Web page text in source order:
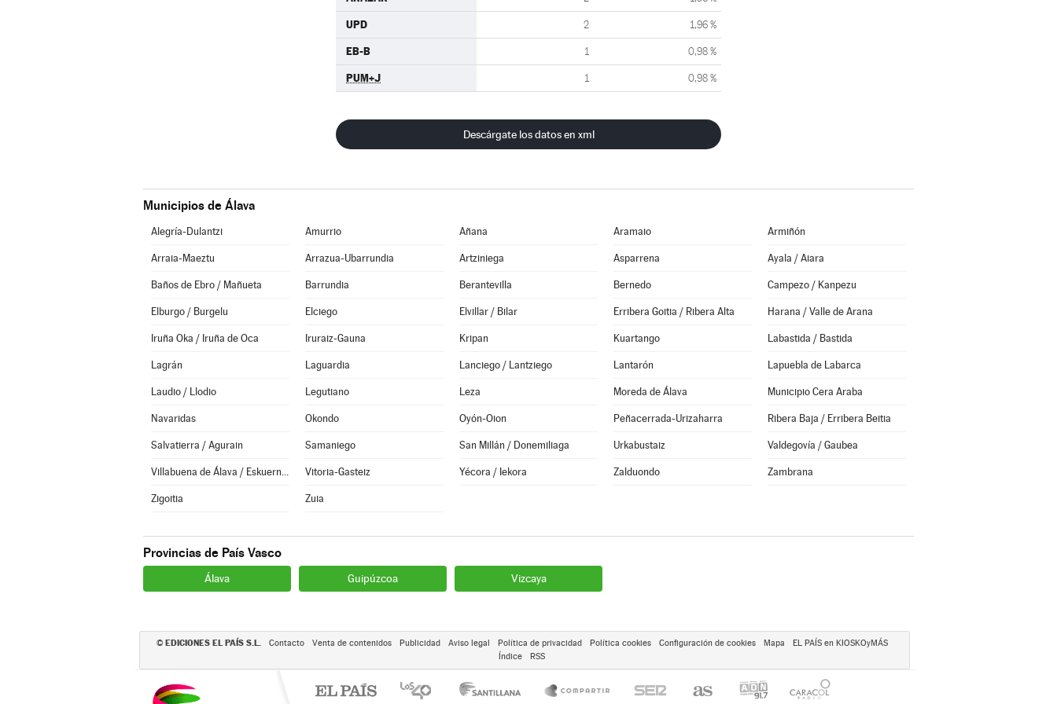
UPD 2 1,96 %
EB-B 1 0,98 %
PUM+J 1 0,98 %
Descárgate los datos en xml
Municipios de Álava
Alegría-Dulantzi Amurrio Añana Aramaio Armiñón
Arraia-Maeztu Arrazua-Ubarrundia Artziniega Asparrena Ayala / Aiara
Baños de Ebro / Mañueta Barrundia Berantevilla Bernedo Campezo / Kanpezu
Elburgo / Burgelu Elciego Elvillar / Bilar Erribera Goitia / Ribera Alta Harana / Valle de Arana
Iruña Oka / Iruña de Oca Iruraiz-Gauna Kripan Kuartango Labastida / Bastida
Lagrán Laguardia Lanciego / Lantziego Lantarón Lapuebla de Labarca
Laudio / Llodio Legutiano Leza Moreda de Álava Municipio Cera Araba
Navaridas Okondo Oyón-Oion Peñacerrada-Urizaharra Ribera Baja / Erribera Beitia
Salvatierra / Agurain Samaniego San Millán / Donemiliaga Urkabustaiz Valdegovía / Gaubea
Villabuena de Álava / Eskuernaga Vitoria-Gasteiz Yécora / Iekora Zalduondo Zambrana
Zigoitia Zuia
Provincias de País Vasco
Álava Guipúzcoa Vizcaya
© EDICIONES EL PAÍS S.L. Contacto Venta de contenidos Publicidad Aviso legal Política de privacidad Política cookies Configuración de cookies Mapa
EL PAÍS en KIOSKOyMÁS
Índice
RSS